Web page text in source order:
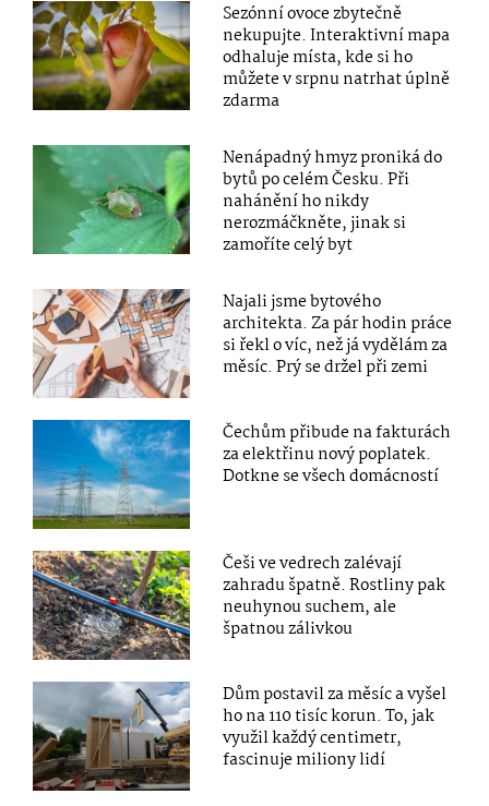
Sezónní ovoce zbytečně
nekupujte. Interaktivní mapa
odhaluje místa, kde si ho
můžete v srpnu natrhat úplně
zdarma
Nenápadný hmyz proniká do
bytů po celém Česku. Při
nahánění ho nikdy
nerozmáčkněte, jinak si
zamoříte celý byt
Najali jsme bytového
architekta. Za pár hodin práce
si řekl o víc, než já vydělám za
měsíc. Prý se držel při zemi
Čechům přibude na fakturách
za elektřinu nový poplatek.
Dotkne se všech domácností
Češi ve vedrech zalévají
zahradu špatně. Rostliny pak
neuhynou suchem, ale
špatnou zálivkou
Dům postavil za měsíc a vyšel
ho na 110 tisíc korun. To, jak
využil každý centimetr,
fascinuje miliony lidí